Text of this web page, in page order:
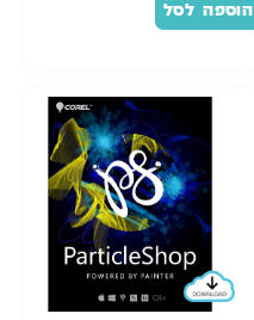
הוספה לסל